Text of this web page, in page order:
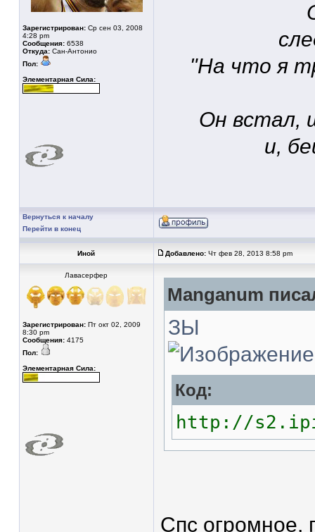
Зарегистрирован: Ср сен 03, 2008
4:28 pm
Сообщения: 6538
Откуда: Сан-Антонио
Пол:
Элементарная Сила:
"На что я
Он встал,
и,
Вернуться к началу
Перейти в конец
Иной Добавлено: Чт фев 28, 2013 8:58 pm
Лавасерфер
Зарегистрирован: Пт окт 02, 2009
8:30 pm
Сообщения: 4175
Пол:
Элементарная Сила:
Manganum
ЗЫ
Код:
http://
Спс огромное,